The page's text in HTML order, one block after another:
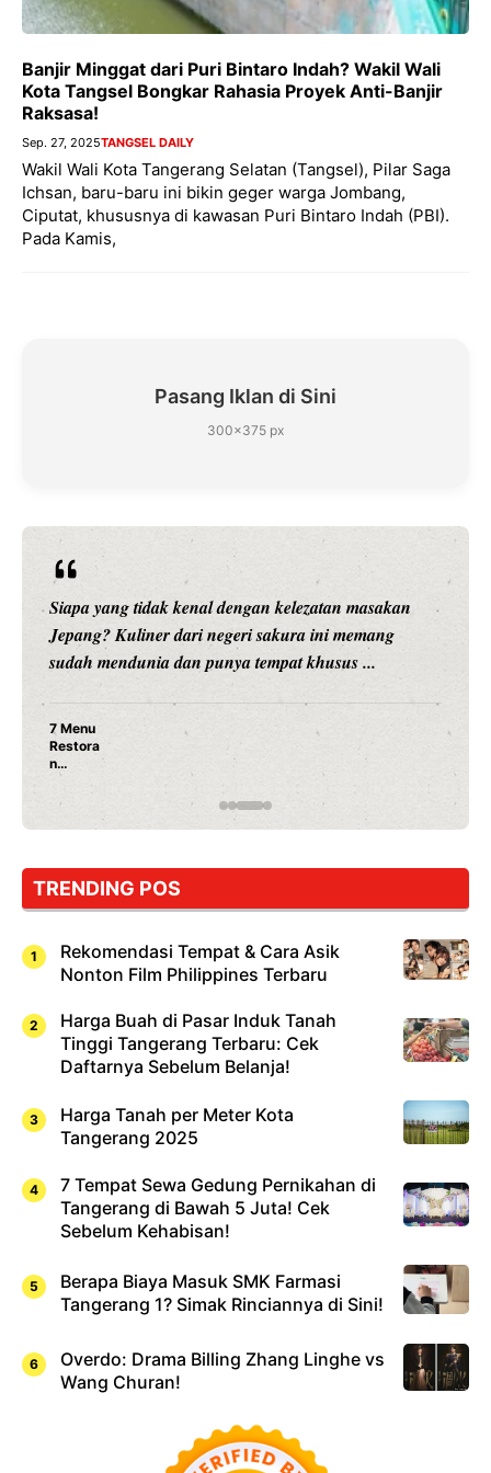
Banjir Minggat dari Puri Bintaro Indah? Wakil Wali
Kota Tangsel Bongkar Rahasia Proyek Anti-Banjir
Raksasa!
Sep. 27, 2025TANGSEL DAILY
Wakil Wali Kota Tangerang Selatan (Tangsel), Pilar Saga
Ichsan, baru-baru ini bikin geger warga Jombang,
Ciputat, khususnya di kawasan Puri Bintaro Indah (PBI).
Pada Kamis,
Pasang Iklan di Sini
300×375 px
Siapa yang tidak kenal dengan kelezatan masakan
Jepang? Kuliner dari negeri sakura ini memang
sudah mendunia dan punya tempat khusus ...
7 Menu
Restora
n
Jepang
yang
Dicoba,
Cuma
Sushi!
TRENDING POS
Rekomendasi Tempat & Cara Asik
Nonton Film Philippines Terbaru
Harga Buah di Pasar Induk Tanah
Tinggi Tangerang Terbaru: Cek
Daftarnya Sebelum Belanja!
Harga Tanah per Meter Kota
Tangerang 2025
7 Tempat Sewa Gedung Pernikahan di
Tangerang di Bawah 5 Juta! Cek
Sebelum Kehabisan!
Berapa Biaya Masuk SMK Farmasi
Tangerang 1? Simak Rinciannya di Sini!
Overdo: Drama Billing Zhang Linghe vs
Wang Churan!